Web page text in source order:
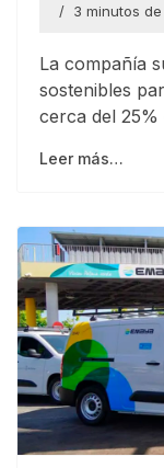
3 minutos
La compañía
sostenibles
cerca del
Leer más…